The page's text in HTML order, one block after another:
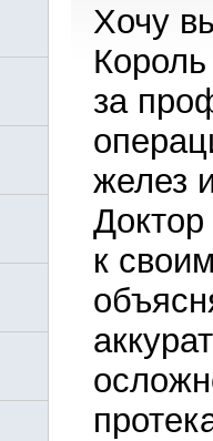
Хочу
за
желез
Доктор
к